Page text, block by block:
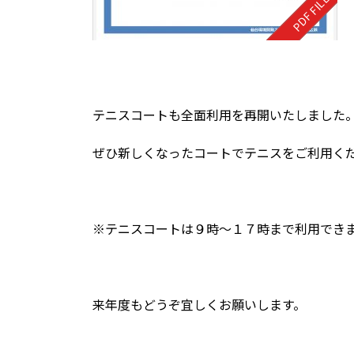
テニスコートも全面利用を再開いたしました。
ぜひ新しくなったコートでテニスをご利用く
※テニスコートは９時～１７時まで利用できま
来年度もどうぞ宜しくお願いします。